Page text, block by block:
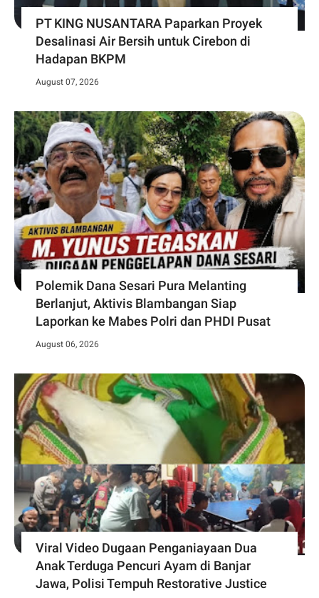
PT KING NUSANTARA Paparkan Proyek
Desalinasi Air Bersih untuk Cirebon di
Hadapan BKPM
August 07, 2026
Polemik Dana Sesari Pura Melanting
Berlanjut, Aktivis Blambangan Siap
Laporkan ke Mabes Polri dan PHDI Pusat
August 06, 2026
Viral Video Dugaan Penganiayaan Dua
Anak Terduga Pencuri Ayam di Banjar
Jawa, Polisi Tempuh Restorative Justice